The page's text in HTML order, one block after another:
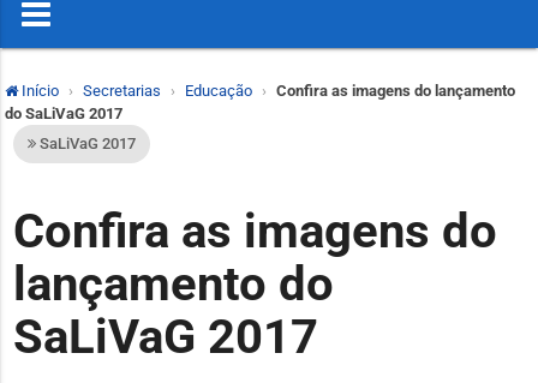
Início Secretarias Educação
Confira as imagens do lançamento
do SaLiVaG 2017
SaLiVaG 2017
Confira as imagens do
lançamento do
SaLiVaG 2017